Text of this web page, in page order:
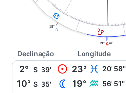
D
E
D
18°
E
19° 04'
Declinação Longitude
2° S 39' M 23° L 20' 58''
10° S 35' N 19° K 56' 51''